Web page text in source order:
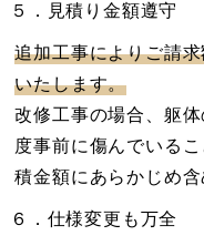
５．見積り金額遵守
追加工事によりご請
いたします。
改修工事の場合、躯
度事前に傷んでいる
積金額にあらかじめ含
６．仕様変更も万全